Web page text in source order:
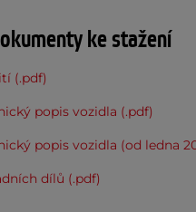
ke stažení
(.pdf)
popis vozidla (.pdf)
popis vozidla (od ledna
dílů (.pdf)